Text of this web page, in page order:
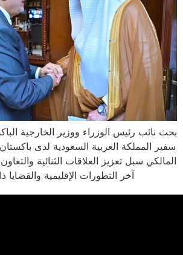
بحث نائب رئيس الوزراء ووزير الخارجية
سفير المملكة العربية السعودية لدى
المالكي سبل تعزيز العلاقات الثنائية
آخر التطورات الإقليمية والقضايا